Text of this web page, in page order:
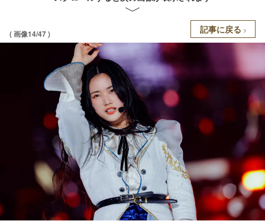
( 画像14/47 ) 記事に戻る